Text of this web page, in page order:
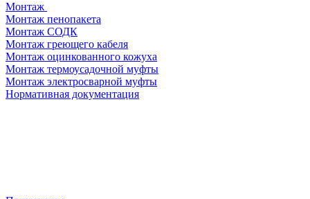
Монтаж
Монтаж пенопакета
Монтаж СОДК
Монтаж греющего кабеля
Монтаж оцинкованного кожуха
Монтаж термоусадочной муфты
Монтаж электросварной муфты
Нормативная документация